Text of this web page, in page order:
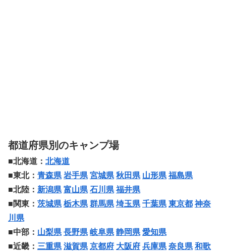
都道府県別のキャンプ場
■北海道： 北海道
■東北： 青森県 岩手県 宮城県 秋田県 山形県 福島県
■北陸： 新潟県 富山県 石川県 福井県
■関東： 茨城県 栃木県 群馬県 埼玉県 千葉県 東京都 神奈
川県
■中部： 山梨県 長野県 岐阜県 静岡県 愛知県
■近畿： 三重県 滋賀県 京都府 大阪府 兵庫県 奈良県 和歌